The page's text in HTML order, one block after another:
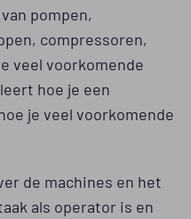
pompen,
compressoren,
veel voorkomende
hoe je een
je veel voorkomende
de machines en het
als operator is en